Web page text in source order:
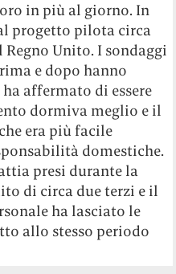
in più al giorno. In
progetto pilota circa
Unito. I sondaggi
e dopo hanno
affermato di essere
dormiva meglio e il
era più facile
domestiche.
presi durante la
di circa due terzi e il
ha lasciato le
allo stesso periodo